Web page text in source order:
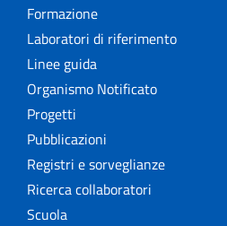
Formazione
Laboratori di riferimento
Linee guida
Organismo Notificato
Progetti
Pubblicazioni
Registri e sorveglianze
Ricerca collaboratori
Scuola